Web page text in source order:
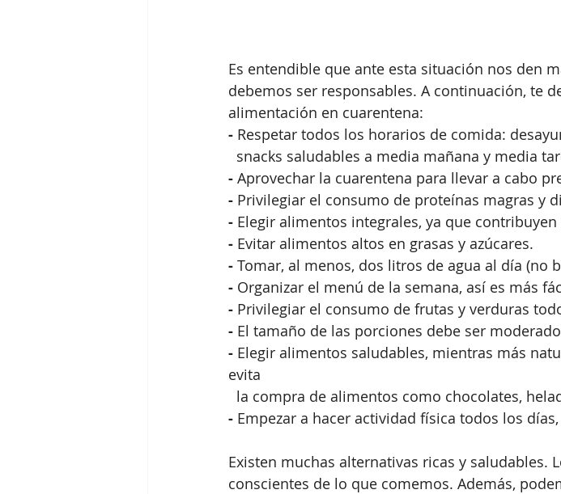
Es entendible que ante esta situación nos den
debemos ser responsables. A continuación, te
alimentación en cuarentena:
- Respetar todos los horarios de comida:
snacks saludables a media mañana y media
- Aprovechar la cuarentena para llevar a cabo
- Privilegiar el consumo de proteínas magras y
- Elegir alimentos integrales, ya que
- Evitar alimentos altos en grasas y azúcares.
- Tomar, al menos, dos litros de agua al día (no
- Organizar el menú de la semana, así es más
- Privilegiar el consumo de frutas y verduras
- El tamaño de las porciones debe ser
- Elegir alimentos saludables, mientras más
evita
la compra de alimentos como chocolates,
- Empezar a hacer actividad física todos los
Existen muchas alternativas ricas y saludables.
conscientes de lo que comemos. Además,